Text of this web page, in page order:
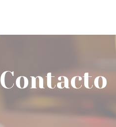
Contacto